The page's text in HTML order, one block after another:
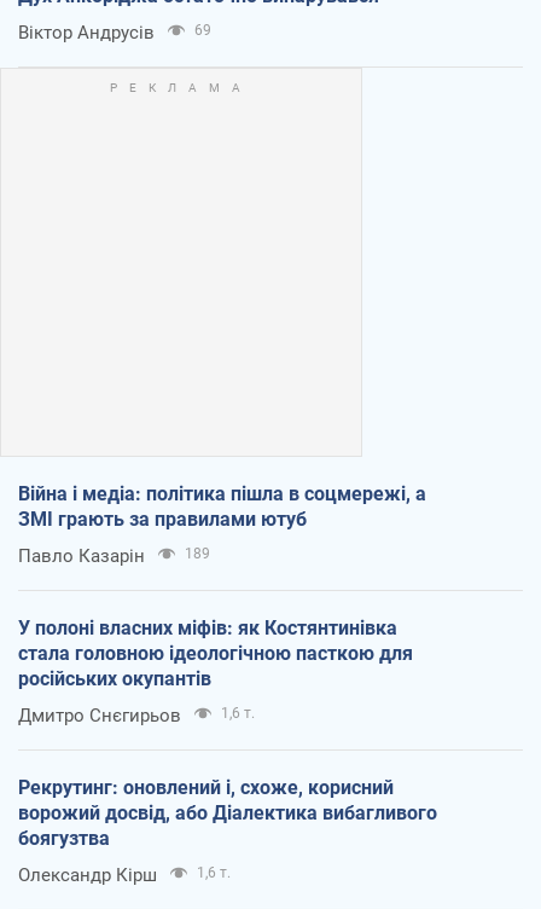
Віктор Андрусів 69
Війна і медіа: політика пішла в соцмережі, а
ЗМІ грають за правилами ютуб
Павло Казарін 189
У полоні власних міфів: як Костянтинівка
стала головною ідеологічною пасткою для
російських окупантів
Дмитро Снєгирьов 1,6 т.
Рекрутинг: оновлений і, схоже, корисний
ворожий досвід, або Діалектика вибагливого
боягузтва
Олександр Кірш 1,6 т.